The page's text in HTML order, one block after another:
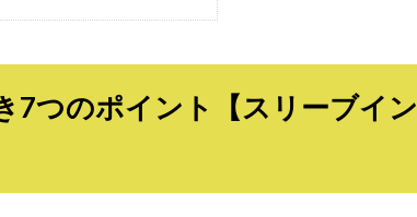
7つのポイント【スリーブイン